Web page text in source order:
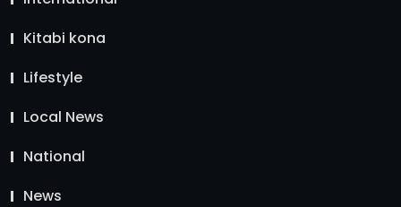
Kitabi kona
Lifestyle
Local News
National
News